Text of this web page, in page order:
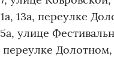
13а, переулке
улице